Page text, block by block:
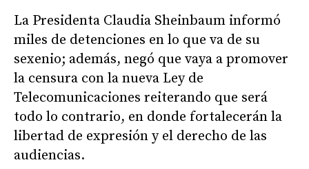
La Presidenta Claudia Sheinbaum informó
miles de detenciones en lo que va de su
sexenio; además, negó que vaya a promover
la censura con la nueva Ley de
Telecomunicaciones reiterando que será
todo lo contrario, en donde fortalecerán la
libertad de expresión y el derecho de las
audiencias.